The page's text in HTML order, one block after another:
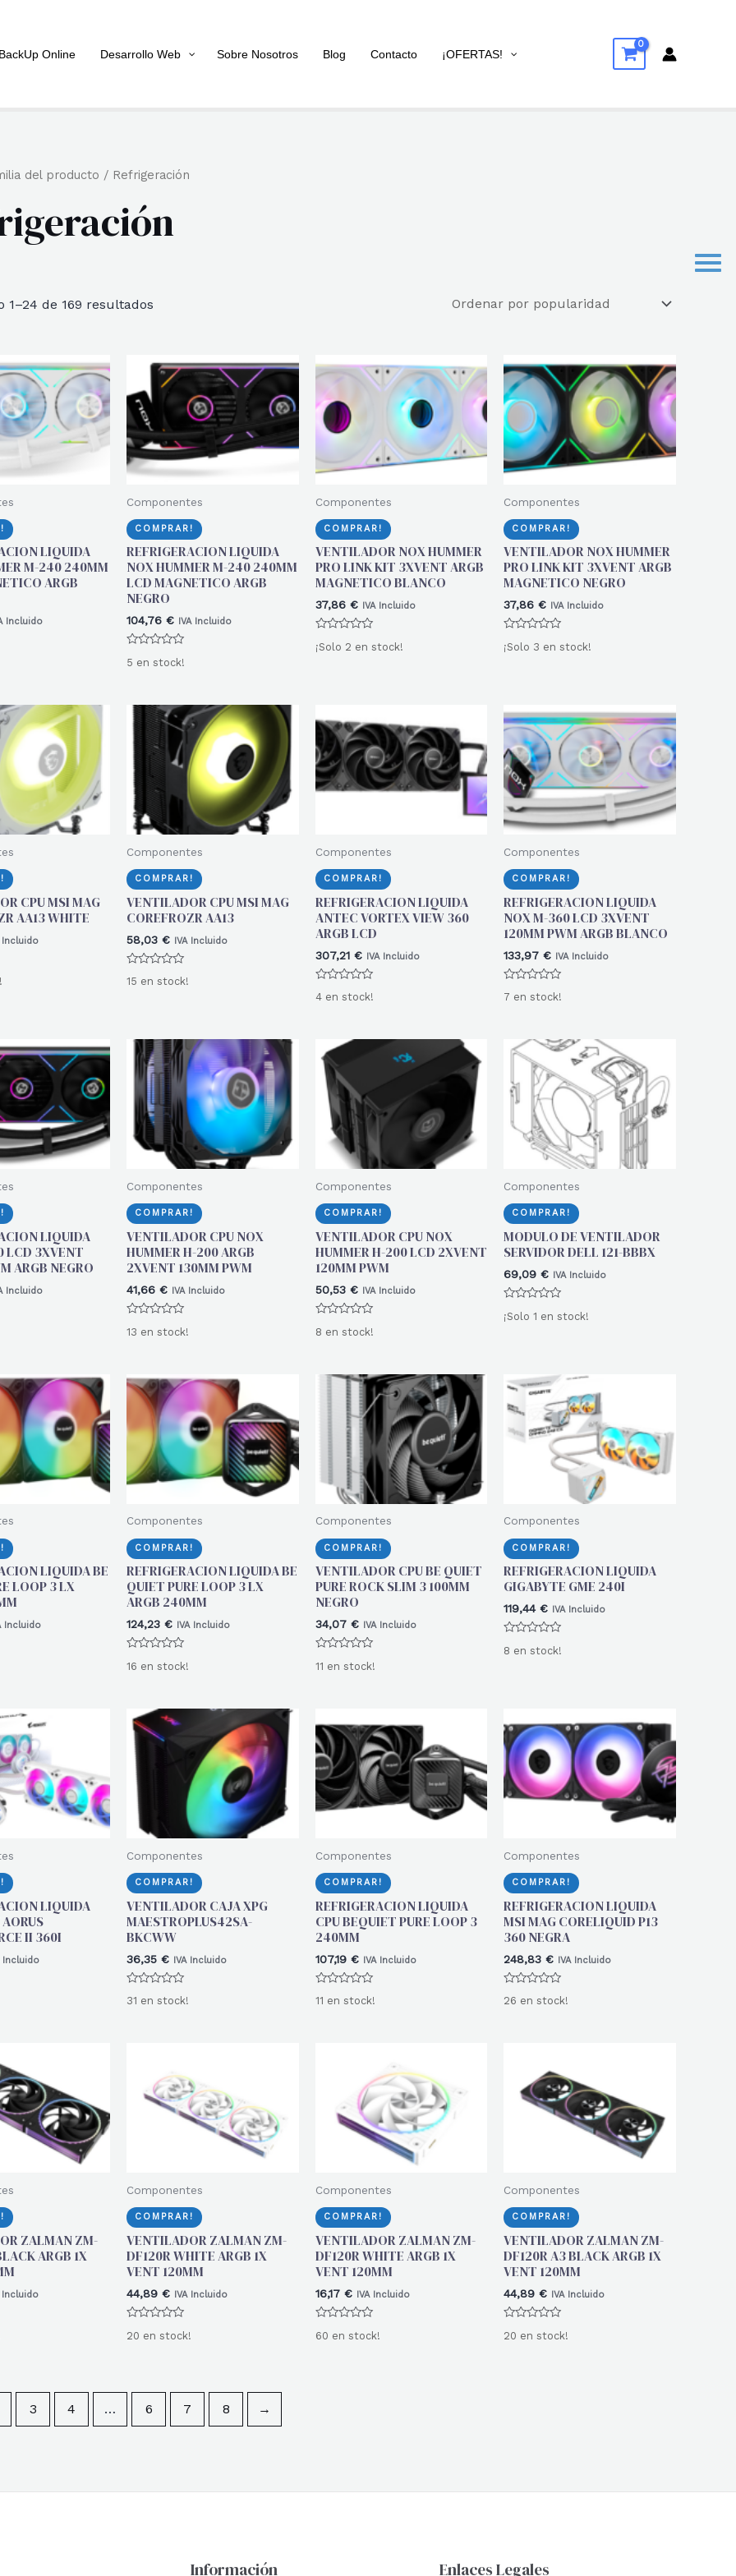
BackUp Online Desarrollo Web Sobre Nosotros Blog Contacto ¡OFERTAS!
del producto / Refrigeración
1–24 de 169 resultados
LIQUIDA
M-240 240MM
ARGB
Incluido
Componentes
COMPRAR!
REFRIGERACION LIQUIDA
NOX HUMMER M-240 240MM
LCD MAGNETICO ARGB
NEGRO
104,76 € IVA Incluido
con
5 en stock!
Componentes
COMPRAR!
VENTILADOR NOX HUMMER
PRO LINK KIT 3XVENT ARGB
MAGNETICO BLANCO
37,86 € IVA Incluido
Valorado
con
¡Solo 2 en stock!
Componentes
COMPRAR!
VENTILADOR NOX HUMMER
PRO LINK KIT 3XVENT ARGB
MAGNETICO NEGRO
37,86€ IVA Incluido
Valorado
con
¡Solo 3 en stock!
CPU MSI MAG
AA13 WHITE
Incluido
Componentes
COMPRAR!
VENTILADOR CPU MSI MAG
COREFROZR AA13
58,03 € IVA Incluido
con
15 en stock!
Componentes
COMPRAR!
REFRIGERACION LIQUIDA
ANTEC VORTEX VIEW 360
ARGB LCD
307,21 € IVA Incluido
con
4 en stock!
Componentes
COMPRAR!
REFRIGERACION LIQUIDA
NOX M-360 LCD 3XVENT
120MM PWM ARGB BLANCO
133,97€ IVA Incluido
con
7 en stock!
LIQUIDA
LCD 3XVENT
ARGB NEGRO
Incluido
Componentes
COMPRAR!
VENTILADOR CPU NOX
HUMMER H-200 ARGB
2XVENT 130MM PWM
41,66 € IVA Incluido
con
13 en stock!
Componentes
COMPRAR!
VENTILADOR CPU NOX
HUMMER H-200 LCD 2XVENT
120MM PWM
50,53 € IVA Incluido
con
8 en stock!
Componentes
COMPRAR!
MODULO DE VENTILADOR
SERVIDOR DELL 121-BBBX
69,09€ IVA Incluido
con
¡Solo 1 en stock!
LIQUIDA BE
LOOP 3 LX
Incluido
Componentes
COMPRAR!
REFRIGERACION LIQUIDA BE
QUIET PURE LOOP 3 LX
ARGB 240MM
124,23 € IVA Incluido
con
16 en stock!
Componentes
COMPRAR!
VENTILADOR CPU BE QUIET
PURE ROCK SLIM 3 100MM
NEGRO
34,07 € IVA Incluido
con
11 en stock!
Componentes
COMPRAR!
REFRIGERACION LIQUIDA
GIGABYTE GME 240I
119,44€ IVA Incluido
con
8 en stock!
LIQUIDA
II 360I
Incluido
Componentes
COMPRAR!
VENTILADOR CAJA XPG
MAESTROPLUS42SA-
BKCWW
36,35 € IVA Incluido
con
31 en stock!
Componentes
COMPRAR!
REFRIGERACION LIQUIDA
CPU BEQUIET PURE LOOP 3
240MM
107,19 € IVA Incluido
con
11 en stock!
Componentes
COMPRAR!
REFRIGERACION LIQUIDA
MSI MAG CORELIQUID P13
360 NEGRA
248,83€ IVA Incluido
con
26 en stock!
ZALMAN ZM-
ARGB 1X
Incluido
Componentes
COMPRAR!
VENTILADOR ZALMAN ZM-
DF120R WHITE ARGB 1X
VENT 120MM
44,89 € IVA Incluido
con
20 en stock!
Componentes
COMPRAR!
VENTILADOR ZALMAN ZM-
DF120R WHITE ARGB 1X
VENT 120MM
16,17 € IVA Incluido
con
60 en stock!
Componentes
COMPRAR!
VENTILADOR ZALMAN ZM-
DF120R A3 BLACK ARGB 1X
VENT 120MM
44,89€ IVA Incluido
con
20 en stock!
3 4 … 6 7 8 →
Información Enlaces Legales